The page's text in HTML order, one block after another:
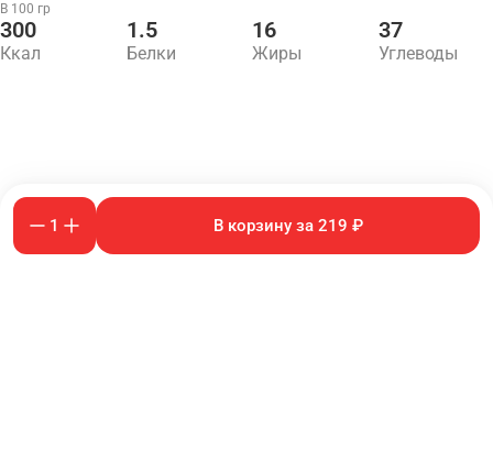
В 100 гр
300
Ккал
1.5
Белки
16
Жиры
37
Углеводы
1 В корзину за 219 ₽